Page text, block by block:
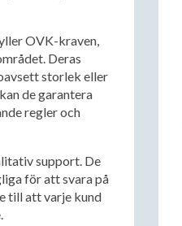
OVK-kraven,
Deras
storlek eller
de garantera
regler och
support. De
för att svara på
till att varje kund